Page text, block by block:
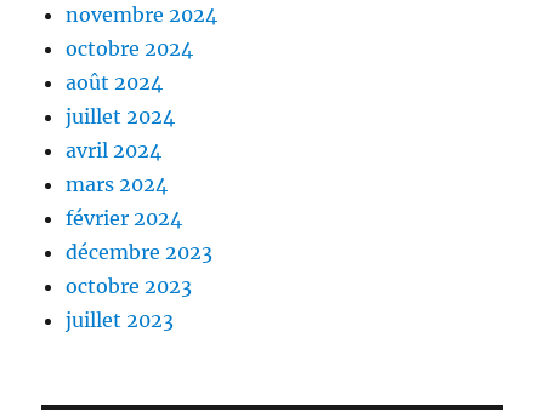
novembre 2024
octobre 2024
août 2024
juillet 2024
avril 2024
mars 2024
février 2024
décembre 2023
octobre 2023
juillet 2023